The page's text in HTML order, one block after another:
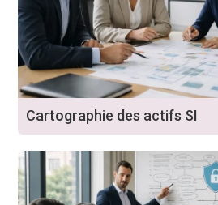
Cartographie des actifs SI